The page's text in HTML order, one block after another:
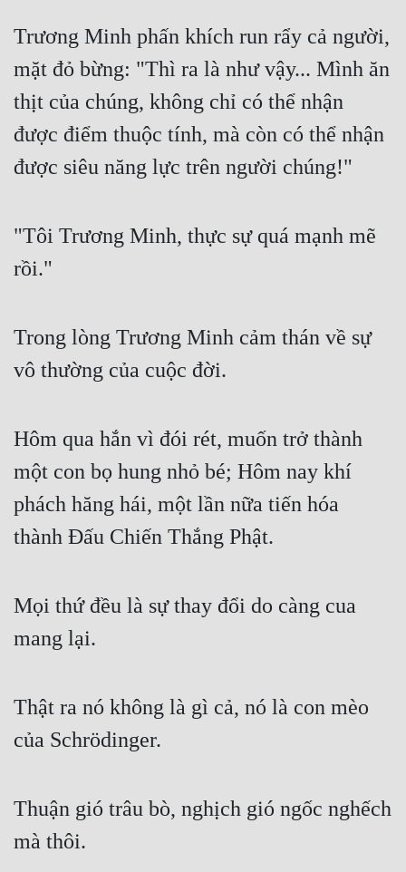
Trương Minh phấn khích run rẩy cả người,
mặt đỏ bừng: "Thì ra là như vậy... Mình ăn
thịt của chúng, không chỉ có thể nhận
được điểm thuộc tính, mà còn có thể nhận
được siêu năng lực trên người chúng!"
"Tôi Trương Minh, thực sự quá mạnh mẽ
rồi."
Trong lòng Trương Minh cảm thán về sự
vô thường của cuộc đời.
Hôm qua hắn vì đói rét, muốn trở thành
một con bọ hung nhỏ bé; Hôm nay khí
phách hăng hái, một lần nữa tiến hóa
thành Đấu Chiến Thắng Phật.
Mọi thứ đều là sự thay đổi do càng cua
mang lại.
Thật ra nó không là gì cả, nó là con mèo
của Schrödinger.
Thuận gió trâu bò, nghịch gió ngốc nghếch
mà thôi.